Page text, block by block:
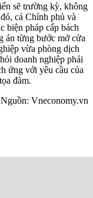
sẽ trường kỳ, không
cả Chính phủ và
biện pháp cấp bách
án từng bước mở cửa
vừa phòng dịch
doanh nghiệp phải
ứng với yêu cầu của
đàm.
Nguồn: Vneconomy.vn